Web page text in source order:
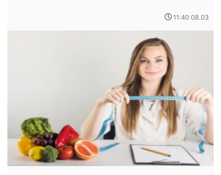
11:40 08.03